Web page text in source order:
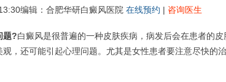
编辑：合肥华研白癜风医院 在线预约 | 咨询医生
题?白癜风是很普遍的一种皮肤疾病，病发后会在患者的
，还可能引起心理问题。尤其是女性患者要注意尽快的